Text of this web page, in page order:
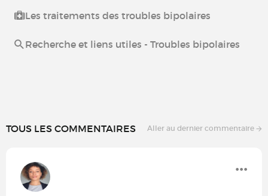
Les traitements des troubles bipolaires
Recherche et liens utiles - Troubles bipolaires
TOUS LES COMMENTAIRES Aller au dernier commentaire